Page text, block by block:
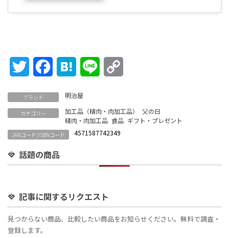
Twitter FacebookHatena Line
ブランド 明治屋
カテゴリー 加工品（精肉・肉加工品）
父の日
精肉・肉加工品 食品 ギフト・プレゼント
JANコード/ISBNコード 4571587742349
話題の商品
記事に関するリクエスト
見つからない商品、比較したい商品をお知らせください。無料で調査・
登録します。